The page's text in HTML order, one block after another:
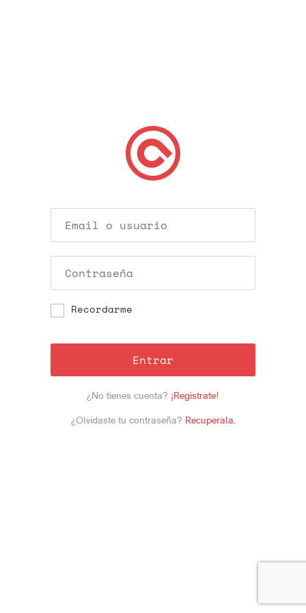
Recordarme
Entrar
¿No tienes cuenta? ¡Registrate!
¿Olvidaste tu contraseña? Recuperala.